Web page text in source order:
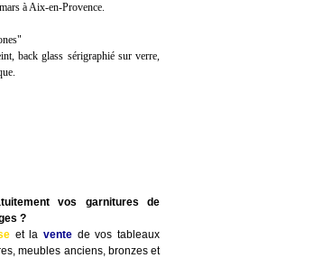
à Aix-en-Provence.
back glass sérigraphié sur verre,
vos garnitures de
?
et lavente de vos tableaux
meubles anciens, bronzes et